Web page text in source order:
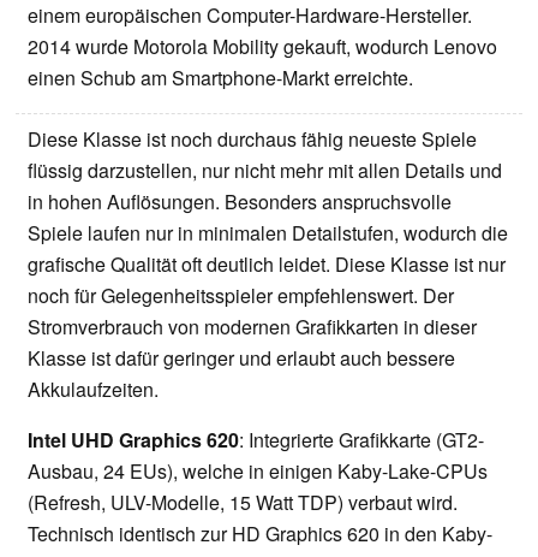
einem europäischen Computer-Hardware-Hersteller.
2014 wurde Motorola Mobility gekauft, wodurch Lenovo
einen Schub am Smartphone-Markt erreichte.
Diese Klasse ist noch durchaus fähig neueste Spiele
flüssig darzustellen, nur nicht mehr mit allen Details und
in hohen Auflösungen. Besonders anspruchsvolle
Spiele laufen nur in minimalen Detailstufen, wodurch die
grafische Qualität oft deutlich leidet. Diese Klasse ist nur
noch für Gelegenheitsspieler empfehlenswert. Der
Stromverbrauch von modernen Grafikkarten in dieser
Klasse ist dafür geringer und erlaubt auch bessere
Akkulaufzeiten.
Intel UHD Graphics 620: Integrierte Grafikkarte (GT2-
Ausbau, 24 EUs), welche in einigen Kaby-Lake-CPUs
(Refresh, ULV-Modelle, 15 Watt TDP) verbaut wird.
Technisch identisch zur HD Graphics 620 in den Kaby-